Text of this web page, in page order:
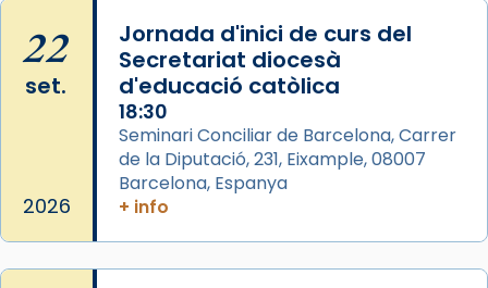
Arquebisbat de Barcelona
2 weeks ago
Memòria de les santes Juliana i
Semproniana, verges i màrtirs.
Acompanyant la història de sant Cugat, a
22
set.
2026
Jornada d'inici de curs del
Secretariat diocesà
d'educació catòlica
18:30
Seminari Conciliar de Barcelona, Carrer
de la Diputació, 231, Eixample, 08007
Barcelona, Espanya
+ info